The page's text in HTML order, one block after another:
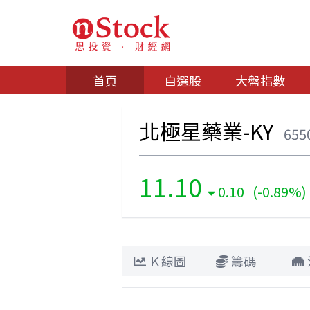
首頁 自選股 大盤指數
北極星藥業-KY
11.10 0.10 (-0.89%)
Ｋ線圖 籌碼